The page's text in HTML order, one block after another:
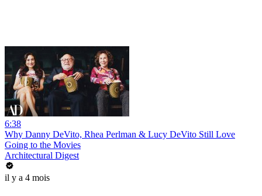
6:38
Why Danny DeVito, Rhea Perlman & Lucy DeVito Still Love
Going to the Movies
Architectural Digest
il y a 4 mois